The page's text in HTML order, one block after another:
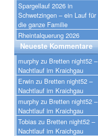
Spargellauf 2026 in
Schwetzingen – ein Lauf für
die ganze Familie
Rheintalquerung 2026
Neueste Kommentare
murphy zu Bretten night52 –
Nachtlauf im Kraichgau
Erwin zu Bretten night52 –
Nachtlauf im Kraichgau
murphy zu Bretten night52 –
Nachtlauf im Kraichgau
Tobias zu Bretten night52 –
Nachtlauf im Kraichgau